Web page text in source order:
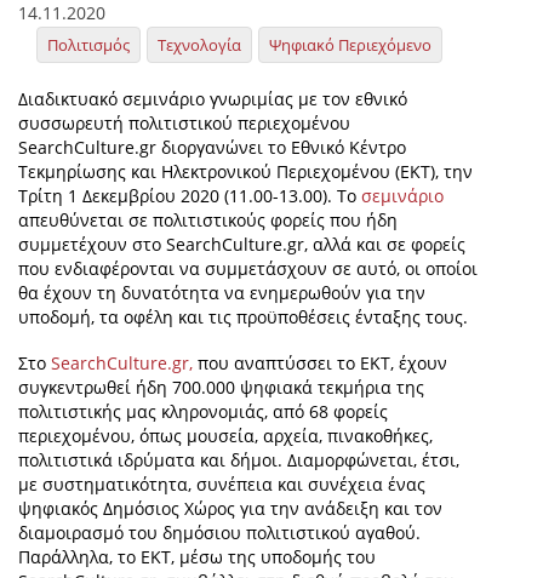
14.11.2020
Πολιτισμός Τεχνολογία Ψηφιακό Περιεχόμενο
Διαδικτυακό σεμινάριο γνωριμίας με τον εθνικό
συσσωρευτή πολιτιστικού περιεχομένου
SearchCulture.gr διοργανώνει το Εθνικό Κέντρο
Τεκμηρίωσης και Ηλεκτρονικού Περιεχομένου (ΕΚΤ), την
Τρίτη 1 Δεκεμβρίου 2020 (11.00-13.00). Το σεμινάριο
απευθύνεται σε πολιτιστικούς φορείς που ήδη
συμμετέχουν στο SearchCulture.gr, αλλά και σε φορείς
που ενδιαφέρονται να συμμετάσχουν σε αυτό, οι οποίοι
θα έχουν τη δυνατότητα να ενημερωθούν για την
υποδομή, τα οφέλη και τις προϋποθέσεις ένταξης τους.
Στο SearchCulture.gr, που αναπτύσσει το ΕΚΤ, έχουν
συγκεντρωθεί ήδη 700.000 ψηφιακά τεκμήρια της
πολιτιστικής μας κληρονομιάς, από 68 φορείς
περιεχομένου, όπως μουσεία, αρχεία, πινακοθήκες,
πολιτιστικά ιδρύματα και δήμοι. Διαμορφώνεται, έτσι,
με συστηματικότητα, συνέπεια και συνέχεια ένας
ψηφιακός Δημόσιος Χώρος για την ανάδειξη και τον
διαμοιρασμό του δημόσιου πολιτιστικού αγαθού.
Παράλληλα, το ΕΚΤ, μέσω της υποδομής του